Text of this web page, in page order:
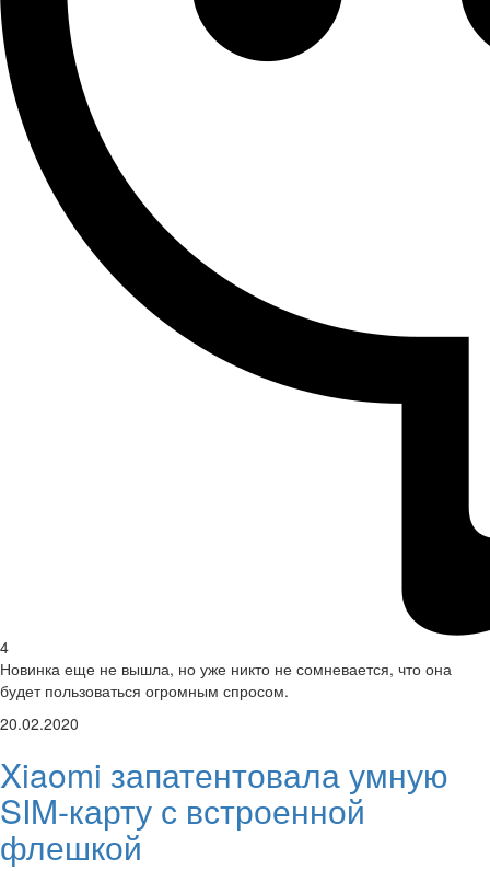
4
Новинка еще не вышла, но уже никто не сомневается, что она
будет пользоваться огромным спросом.
20.02.2020
Xiaomi запатентовала умную
SIM-карту с встроенной
флешкой